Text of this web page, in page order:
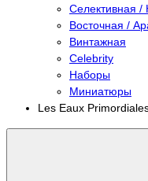
Селективная /
Восточная /
Винтажная
Celebrity
Наборы
Миниатюры
Les Eaux